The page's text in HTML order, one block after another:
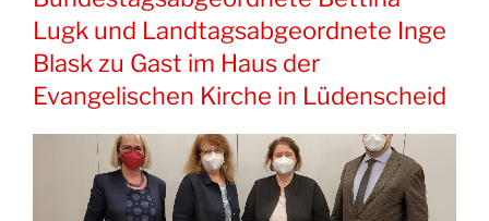
Lugk und Landtagsabgeordnete Inge
Blask zu Gast im Haus der
Evangelischen Kirche in Lüdenscheid